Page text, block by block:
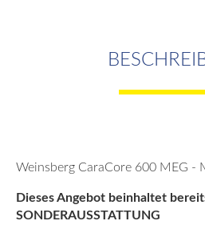
Weinsberg CaraCore 600 MEG -
Dieses Angebot beinhaltet
SONDERAUSSTATTUNG